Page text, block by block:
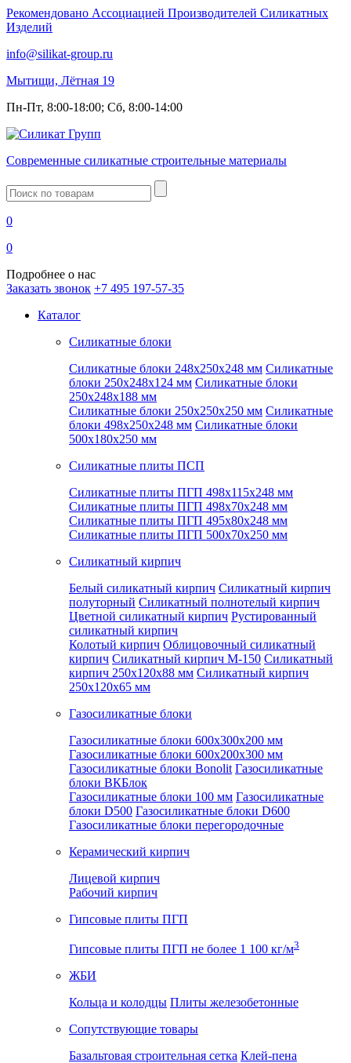
Рекомендовано Ассоциацией Производителей Силикатных
Изделий
info@silikat-group.ru
Мытищи, Лётная 19
Пн-Пт, 8:00-18:00; Сб, 8:00-14:00
Современные силикатные строительные материалы
Введите
запрос
0
0
Подробнее о нас
Заказать звонок +7 495 197-57-35
Каталог
Силикатные блоки
Силикатные блоки 248x250x248 мм Силикатные
блоки 250x248x124 мм Силикатные блоки
250x248x188 мм
Силикатные блоки 250x250x250 мм Силикатные
блоки 498x250x248 мм Силикатные блоки
500x180x250 мм
Силикатные плиты ПСП
Силикатные плиты ПГП 498x115x248 мм
Силикатные плиты ПГП 498x70x248 мм
Силикатные плиты ПГП 495x80x248 мм
Силикатные плиты ПГП 500x70x250 мм
Силикатный кирпич
Белый силикатный кирпич Силикатный кирпич
полуторный Силикатный полнотелый кирпич
Цветной силикатный кирпич Рустированный
силикатный кирпич
Колотый кирпич Облицовочный силикатный
кирпич Силикатный кирпич М-150 Силикатный
кирпич 250x120x88 мм Силикатный кирпич
250x120x65 мм
Газосиликатные блоки
Газосиликатные блоки 600x300x200 мм
Газосиликатные блоки 600x200x300 мм
Газосиликатные блоки Bonolit Газосиликатные
блоки ВКБлок
Газосиликатные блоки 100 мм Газосиликатные
блоки D500 Газосиликатные блоки D600
Газосиликатные блоки перегородочные
Керамический кирпич
Лицевой кирпич
Рабочий кирпич
Гипсовые плиты ПГП
Гипсовые плиты ПГП не более 1 100 кг/м3
ЖБИ
Кольца и колодцы Плиты железобетонные
Сопутствующие товары
Базальтовая строительная сетка Клей-пена